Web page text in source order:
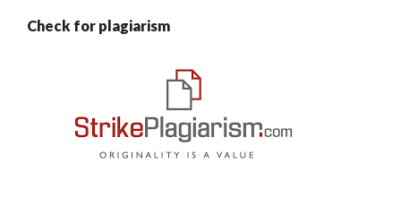
Check for plagiarism